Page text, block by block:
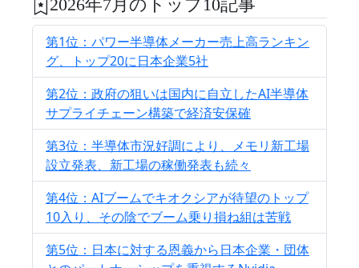
2026年7月のトップ10記事
第1位：パワー半導体メーカー売上高ランキン
グ、トップ20に日本企業5社
第2位：政府の狙いは国内に自立したAI半導体
サプライチェーン構築で経済安保確
第3位：半導体市況好調により、メモリ新工場
設立発表、新工場の稼働発表も続々
第4位：AIブームでキオクシアが待望のトップ
10入り、その陰でブーム乗り損ね組は苦戦
第5位：日本に対する恩義から日本企業・団体